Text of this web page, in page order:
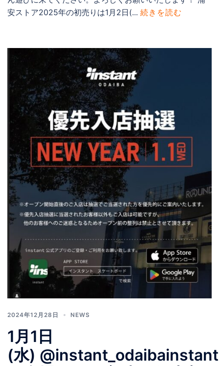
安ストア2025年の初売りは1月2日(... 続きを読む
2024年12月28日 NEWS
1月1日
(水) @instant_odaibainstant